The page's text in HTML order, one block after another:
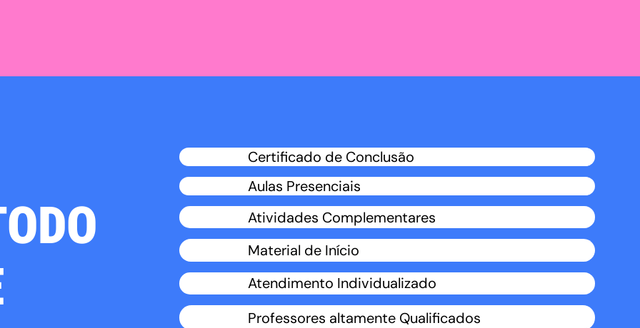
Certificado de Conclusão
Aulas Presenciais
Atividades Complementares
Material de Início
Atendimento Individualizado
Professores altamente Qualificados